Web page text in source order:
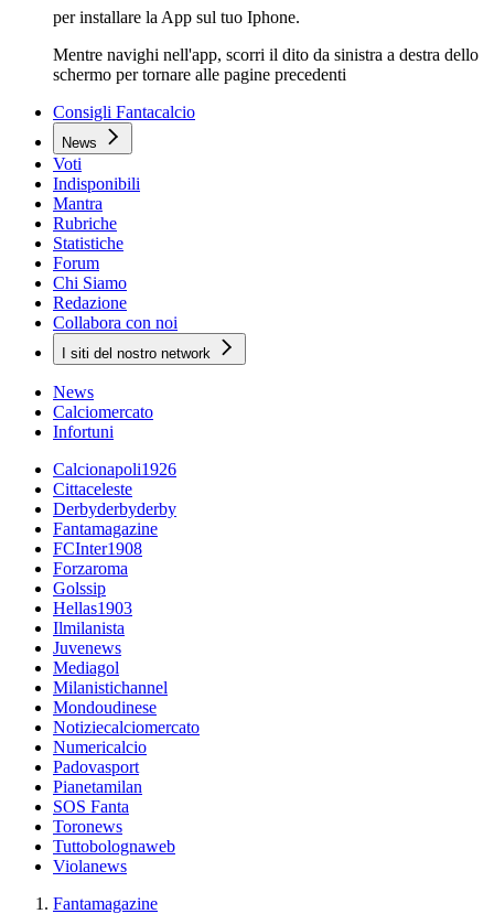
per installare la App sul tuo Iphone.
Mentre navighi nell'app, scorri il dito da sinistra a destra dello
schermo per tornare alle pagine precedenti
Consigli Fantacalcio
News
Voti
Indisponibili
Mantra
Rubriche
Statistiche
Forum
Chi Siamo
Redazione
Collabora con noi
I siti del nostro network
News
Calciomercato
Infortuni
Calcionapoli1926
Cittaceleste
Derbyderbyderby
Fantamagazine
FCInter1908
Forzaroma
Golssip
Hellas1903
Ilmilanista
Juvenews
Mediagol
Milanistichannel
Mondoudinese
Notiziecalciomercato
Numericalcio
Padovasport
Pianetamilan
SOS Fanta
Toronews
Tuttobolognaweb
Violanews
Fantamagazine